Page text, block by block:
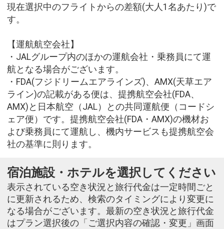
現在選択中のフライトからの差額(大人1名あたり)で
す。
【運航航空会社】
・JALグループ内のほかの運航会社・乗務員にて運
航となる場合がございます。
・FDA(フジドリームエアラインズ)、AMX(天草エア
ライン)の記載がある便は、提携航空会社(FDA、
AMX)と日本航空（JAL）との共同運航便（コードシ
ェア便）です。提携航空会社(FDA・AMX)の機材お
よび乗務員にて運航し、機内サービスも提携航空会
社の基準に則ります。
宿泊施設・ホテルを選択してください
表示されている空き状況と旅行代金は一定時間ごと
に更新されるため、検索のタイミングにより変更に
なる場合がございます。最新の空き状況と旅行代金
はプラン選択後の「ご選択内容の確認・変更」画面